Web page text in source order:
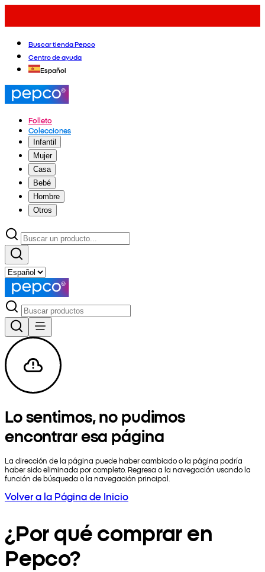
Buscar tienda Pepco
Centro de ayuda
Español
Folleto
Colecciones
Infantil
Mujer
Casa
Bebé
Hombre
Otros
Lo sentimos, no pudimos
encontrar esa página
La dirección de la página puede haber cambiado o la página podría
haber sido eliminada por completo. Regresa a la navegación usando la
función de búsqueda o la navegación principal.
Volver a la Página de Inicio
¿Por qué comprar en
Pepco?